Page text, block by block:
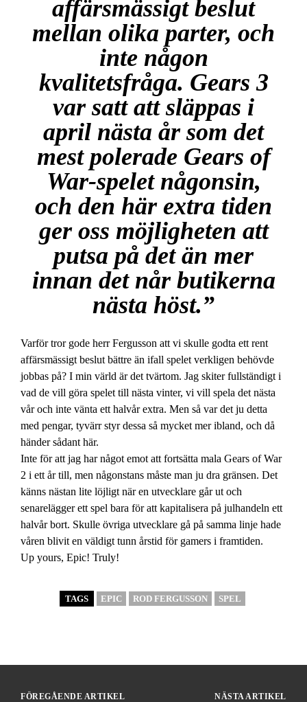
affärsmässigt beslut
mellan olika parter, och
inte någon
kvalitetsfråga. Gears 3
var satt att släppas i
april nästa år som det
mest polerade Gears of
War-spelet någonsin,
och den här extra tiden
ger oss möjligheten att
putsa på det än mer
innan det når butikerna
nästa höst.”
Varför tror gode herr Fergusson att vi skulle godta ett rent
affärsmässigt beslut bättre än ifall spelet verkligen behövde
jobbas på? I min värld är det tvärtom. Jag skiter fullständigt i
vad de vill göra spelet till nästa vinter, vi vill spela det nästa
vår och inte vänta ett halvår extra. Men så var det ju detta
med pengar, tyvärr styr dessa så mycket mer ibland, och då
händer sådant här.
Inte för att jag har något emot att fortsätta mala Gears of War
2 i ett år till, men någonstans måste man ju dra gränsen. Det
känns nästan lite löjligt när en utvecklare går ut och
senarelägger ett spel bara för att kapitalisera på julhandeln ett
halvår bort. Skulle övriga utvecklare gå på samma linje hade
våren blivit en väldigt tunn årstid för gamers i framtiden.
Up yours, Epic! Truly!
TAGS EPIC ROD FERGUSSON SPEL
FÖREGÅENDE ARTIKEL NÄSTA ARTIKEL